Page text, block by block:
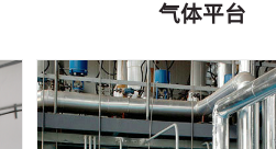
气体平台